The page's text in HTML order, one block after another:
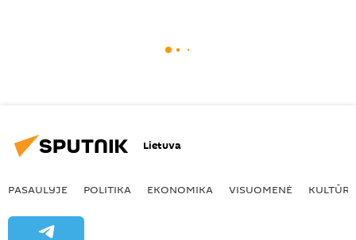
Lietuva
PASAULYJE POLITIKA EKONOMIKA VISUOMENĖ KULTŪRA